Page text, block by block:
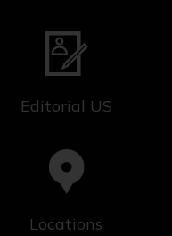
Editorial US
Locations